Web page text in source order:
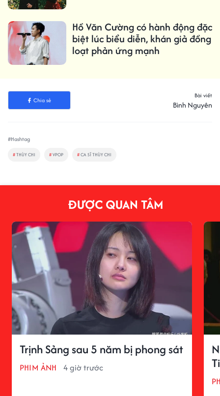
Hồ Văn Cường có hành động đặc
biệt lúc biểu diễn, khán giả đồng
loạt phản ứng mạnh
Chia sẻ
Bài viết
Bình Nguyên
#Hashtag
#THÙY CHI #VPOP #CA SĨ THÙY CHI
ĐƯỢC QUAN TÂM
Trịnh Sảng sau 5 năm bị phong sát
PHIM ẢNH 4 giờ trước